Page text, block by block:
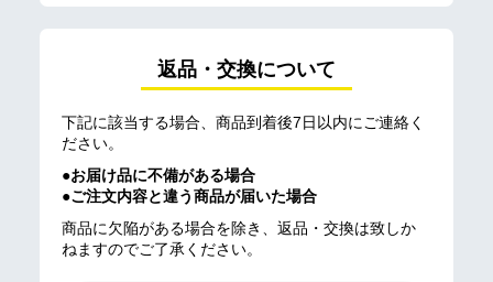
返品・交換について
下記に該当する場合、商品到着後7日以内にご連絡く
ださい。
●お届け品に不備がある場合
●ご注文内容と違う商品が届いた場合
商品に欠陥がある場合を除き、返品・交換は致しか
ねますのでご了承ください。